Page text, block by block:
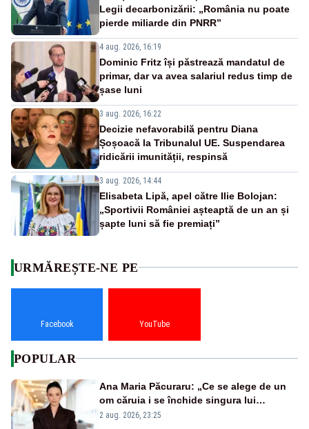
Legii decarbonizării: „România nu poate
pierde miliarde din PNRR”
4 aug. 2026, 16:19
Dominic Fritz își păstrează mandatul de
primar, dar va avea salariul redus timp de
șase luni
3 aug. 2026, 16:22
Decizie nefavorabilă pentru Diana
Șoșoacă la Tribunalul UE. Suspendarea
ridicării imunității, respinsă
3 aug. 2026, 14:44
Elisabeta Lipă, apel către Ilie Bolojan:
„Sportivii României așteaptă de un an și
șapte luni să fie premiați”
URMĂREȘTE-NE PE
Facebook YouTube
POPULAR
Ana Maria Păcuraru: „Ce se alege de un
om căruia i se închide singura lui
portiță?”
2 aug. 2026, 23:25